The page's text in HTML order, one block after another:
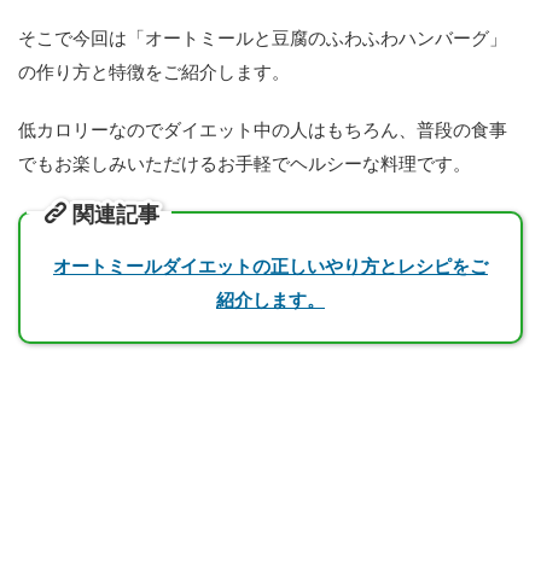
そこで今回は「オートミールと豆腐のふわふわハンバーグ」
の作り方と特徴をご紹介します。
低カロリーなのでダイエット中の人はもちろん、普段の食事
でもお楽しみいただけるお手軽でヘルシーな料理です。
関連記事
オートミールダイエットの正しいやり方とレシピをご
紹介します。